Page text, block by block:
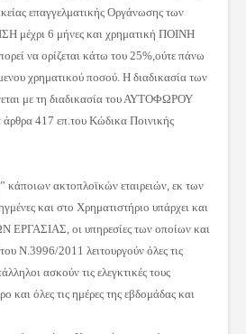
επαγγελματικής Οργάνωσης των
μέχρι 6 μήνες και χρηματική ΠΟΙΝΗ
να ορίζεται κάτω του 25%,ούτε πάνω
χρηματικού ποσού. Η διαδικασία των
με τη διαδικασία του ΑΥΤΟΦΩΡΟΥ
417 επ.του Κώδικα Ποινικής
κάποιων ακτοπλοϊκών εταιρειών, εκ των
και στο Χρηματιστήριο υπάρχει και
οι υπηρεσίες των οποίων και
Ν.3996/2011 λειτουργούν όλες τις
ασκούν τις ελεγκτικές τους
και όλες τις ημέρες της εβδομάδας και